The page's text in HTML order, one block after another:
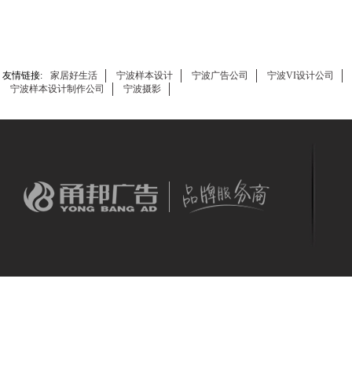
及平板效果，更能突出展现画面内容，剔除笨重压
抑的展现因素。使用PVC底板+亚克力画板磁吸连
冲击力和限制儿童
害，确保孩子的乘
友情链接: 家居好生活 宁波样本设计 宁波广告公司
宁波VI设计公司
宁波样本设计制作公司
宁波摄影